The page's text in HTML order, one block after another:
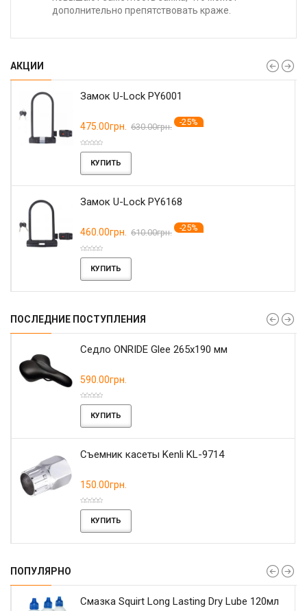
дополнительно препятствовать краже.
АКЦИИ
Замок U-Lock PY6001
475.00грн. 630.00грн. -25%
КУПИТЬ
Замок U-Lock PY6168
460.00грн. 610.00грн. -25%
КУПИТЬ
ПОСЛЕДНИЕ ПОСТУПЛЕНИЯ
Седло ONRIDE Glee 265x190 мм
590.00грн.
КУПИТЬ
Съемник касеты Kenli KL-9714
150.00грн.
КУПИТЬ
ПОПУЛЯРНО
Смазка Squirt Long Lasting Dry Lube 120мл